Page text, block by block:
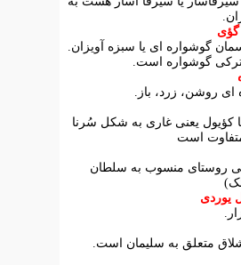
گوشواره ای یا سبزه آویزان.
گوشواره است.
روشن، زرد، باز.
کؤیول یعنی غاری به شکل سُرنا
متفاوت است
روستای منسوب به سلطان
یوردی
متعلق به سلیمان است.